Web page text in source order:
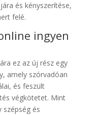
és kényszerítése,
felé.
ingyen
ez az új rész egy
amely szórvadóan
és feszült
végkötetet. Mint
szépség és